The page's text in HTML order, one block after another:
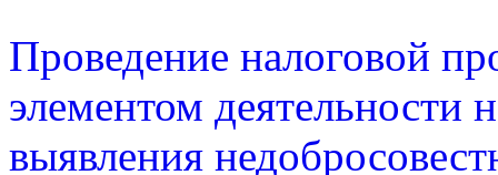
Проведение налоговой
элементом деятельности
выявления